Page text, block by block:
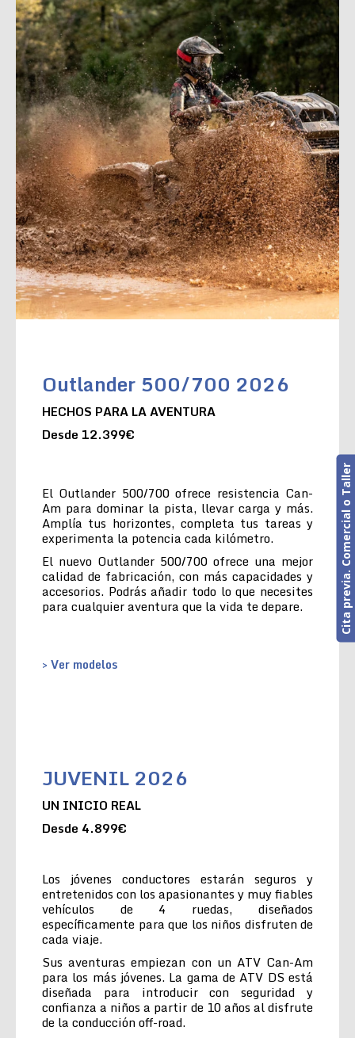
Outlander 500/700 2026
HECHOS PARA LA AVENTURA
Desde 12.399€
El Outlander 500/700 ofrece resistencia Can-
Am para dominar la pista, llevar carga y más.
Amplía tus horizontes, completa tus tareas y
experimenta la potencia cada kilómetro.
El nuevo Outlander 500/700 ofrece una mejor
calidad de fabricación, con más capacidades y
accesorios. Podrás añadir todo lo que necesites
para cualquier aventura que la vida te depare.
> Ver modelos
JUVENIL 2026
UN INICIO REAL
Desde 4.899€
Los jóvenes conductores estarán seguros y
entretenidos con los apasionantes y muy fiables
vehículos de 4 ruedas, diseñados
específicamente para que los niños disfruten de
cada viaje.
Sus aventuras empiezan con un ATV Can-Am
para los más jóvenes. La gama de ATV DS está
diseñada para introducir con seguridad y
confianza a niños a partir de 10 años al disfrute
de la conducción off-road.
Cita previa. Comercial o Taller